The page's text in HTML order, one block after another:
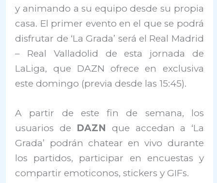
y animando a su equipo desde su propia
casa. El primer evento en el que se podrá
disfrutar de ‘La Grada’ será el Real Madrid
– Real Valladolid de esta jornada de
LaLiga, que DAZN ofrece en exclusiva
este domingo (previa desde las 15:45).
A partir de este fin de semana, los
usuarios de DAZN
que accedan a ‘La
Grada’ podrán chatear en vivo durante
los partidos, participar en encuestas y
compartir emoticonos, stickers y GIFs.